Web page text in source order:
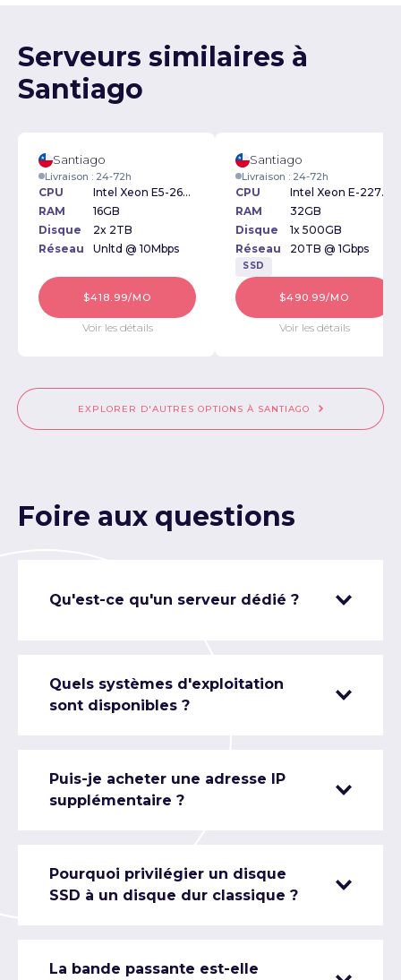
Serveurs similaires à
Santiago
Santiago
Livraison : 24-72h
CPU
Intel Xeon E5-2620v4 2.10GHz
RAM
16GB
Disque
2x 2TB
Réseau
Unltd @ 10Mbps
$418.99/MO
Voir les détails
Santiago
Livraison : 24-72h
CPU
Intel Xeon E-2276G 3.80GHz
RAM
32GB
Disque
1x 500GB
Réseau
20TB @ 1Gbps
SSD
$490.99/MO
Voir les détails
EXPLORER D'AUTRES OPTIONS À SANTIAGO
Foire aux questions
Qu'est-ce qu'un serveur dédié ?
Quels systèmes d'exploitation
sont disponibles ?
Puis-je acheter une adresse IP
supplémentaire ?
Pourquoi privilégier un disque
SSD à un disque dur classique ?
La bande passante est-elle